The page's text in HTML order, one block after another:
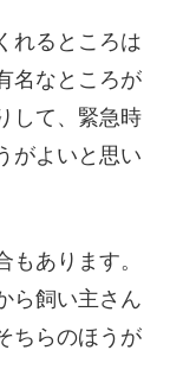
れるところは
名なところが
して、緊急時
がよいと思い
あります。
ら飼い主さん
ちらのほうが